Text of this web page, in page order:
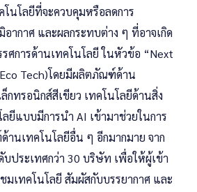
นโลยีที่จะควบคุมหรือลดการ
ากาศ และผลกระทบต่าง ๆ ที่อาจเกิด
ศการด้านเทคโนโลยี ในหัวข้อ “Next
Tech)โดยมีผลิตภัณฑ์ด้าน
กทรอนิกส์สีเขียว เทคโนโลยีด้านสิ่ง
ยีแบบมีการนำ AI เข้ามาช่วยในการ
นเทคโนโลยีอื่น ๆ อีกมากมาย จาก
ประเทศกว่า 30 บริษัท เพื่อให้ผู้เข้า
มเทคโนโลยี สัมผัสกับบรรยากาศ และ